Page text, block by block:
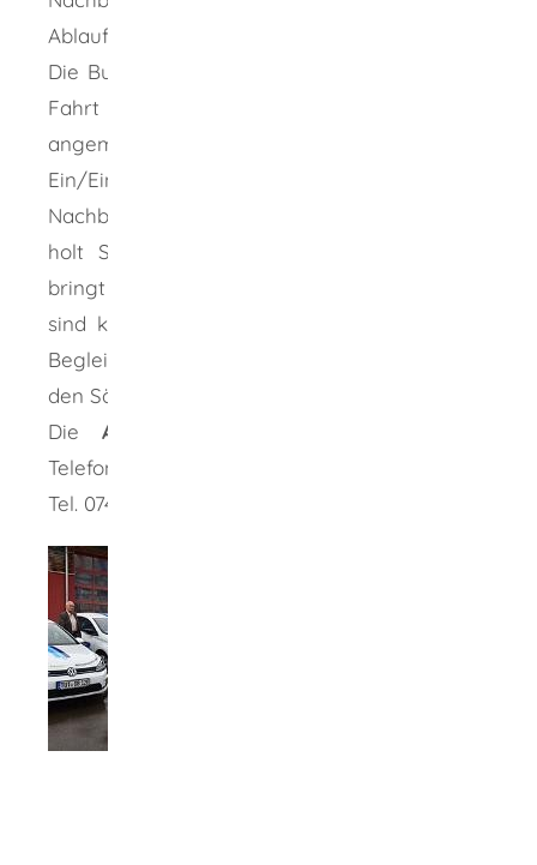
Ablauf der Buchung:
Die Buchung muss zwei Tage vor Beginn der
Fahrt bei den Einsatzleiterinnen von MiKaDo
angemeldet werden (Telefon siehe unten).
Ein/Eine
Nachbarschaftshelfer/Nachbarschaftshelferin
holt Sie zum vereinbarten Termin ab und
bringt Sie wieder nach Hause. Die Fahrten
sind kostenlos. Die erforderliche Zeit für die
Begleitung wird als Nachbarschaftshilfe zu
den Sätzen von MiKaDo abgerechnet.
Die Anmeldung
Telefonnummer
Tel. 07426/962 431